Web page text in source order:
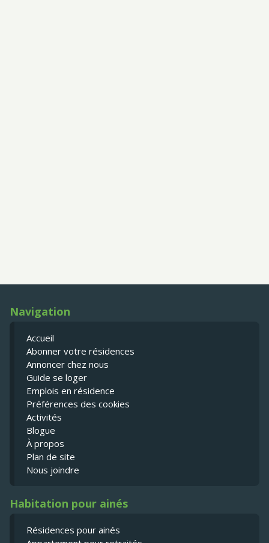
Navigation
Accueil
Abonner votre résidences
Annoncer chez nous
Guide se loger
Emplois en résidence
Préférences des cookies
Activités
Blogue
À propos
Plan de site
Nous joindre
Habitation pour ainés
Résidences pour ainés